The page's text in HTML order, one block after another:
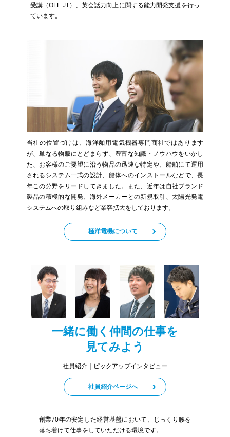
受講（OFF JT）、 英会話力向上に関する能力開発支援を行っ
ています。
当社の位置づけは、海洋舶用電気機器専門商社ではあります
が、単なる物販にとどまらず、豊富な知識・ノウハウをいかし
た、お客様のご要望に沿う物品の迅速な特定や、船舶にて運用
されるシステム一式の設計、船体へのインストールなどで、長
年この分野をリードしてきました。また、近年は自社ブランド
製品の積極的な開発、海外メーカーとの新規取引、太陽光発電
システムへの取り組みなど業容拡大をしております。
極洋電機について
一緒に働く仲間の仕事を
見てみよう
社員紹介｜ピックアップインタビュー
社員紹介ページへ
創業70年の安定した経営基盤において、じっくり腰を
落ち着けて仕事をしていただける環境です。